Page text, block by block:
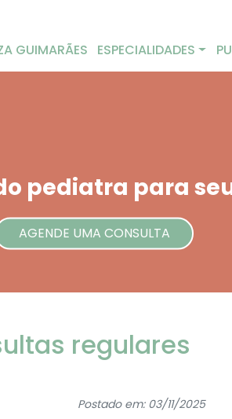
GUIMARÃES ESPECIALIDADES
pediatra para
AGENDE UMA CONSULTA
regulares
Postado em: 03/11/2025